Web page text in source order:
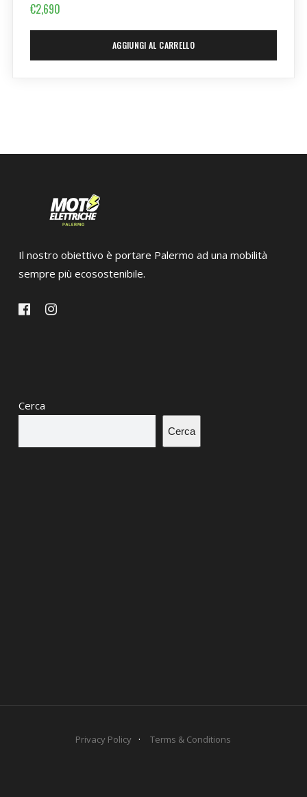
€2,690
AGGIUNGI AL CARRELLO
Il nostro obiettivo è portare Palermo ad una mobilità
sempre più ecosostenibile.
Cerca
Cerca
Privacy Policy Terms & Conditions